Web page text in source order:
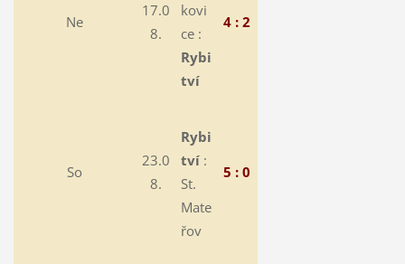
Ne
17.0
8.
kovi
ce :
Rybi
tví
4 : 2
So
23.0
8.
Rybi
tví:
St.
Mate
řov
5 : 0